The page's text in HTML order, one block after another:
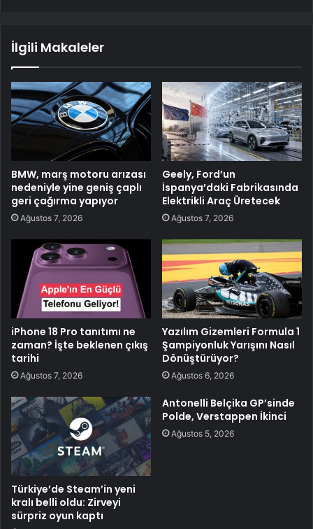
İlgili Makaleler
BMW, marş motoru arızası
nedeniyle yine geniş çaplı
geri çağırma yapıyor
Ağustos 7, 2026
Geely, Ford’un
İspanya’daki Fabrikasında
Elektrikli Araç Üretecek
Ağustos 7, 2026
iPhone 18 Pro tanıtımı ne
zaman? İşte beklenen çıkış
tarihi
Ağustos 7, 2026
Yazılım Gizemleri Formula 1
Şampiyonluk Yarışını Nasıl
Dönüştürüyor?
Ağustos 6, 2026
Türkiye’de Steam’in yeni
kralı belli oldu: Zirveyi
sürpriz oyun kaptı
Antonelli Belçika GP’sinde
Polde, Verstappen İkinci
Ağustos 5, 2026